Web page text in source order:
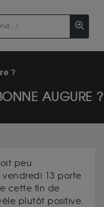
?
AUGURE ?
peu
13 porte
cette fin de
plutôt positive.